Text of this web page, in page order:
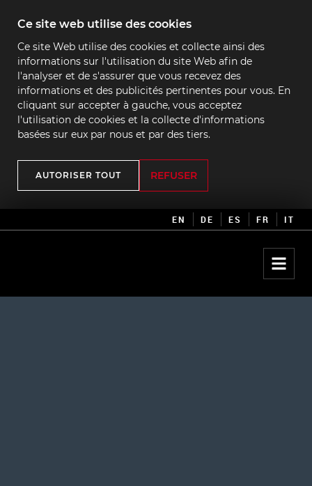
Ce site web utilise des cookies
Ce site Web utilise des cookies et collecte ainsi des
informations sur l'utilisation du site Web afin de
l'analyser et de s'assurer que vous recevez des
informations et des publicités pertinentes pour vous. En
cliquant sur accepter à gauche, vous acceptez
l'utilisation de cookies et la collecte d'informations
basées sur eux par nous et par des tiers.
AUTORISER TOUT REFUSER
EN DE ES FR IT